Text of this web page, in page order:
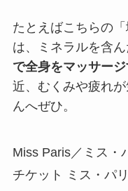
たとえばこちらの
は、ミネラルを含
で全身をマッサー
近、むくみや疲れ
んへぜひ。
Miss Paris／ミス・
チケット ミス・パ